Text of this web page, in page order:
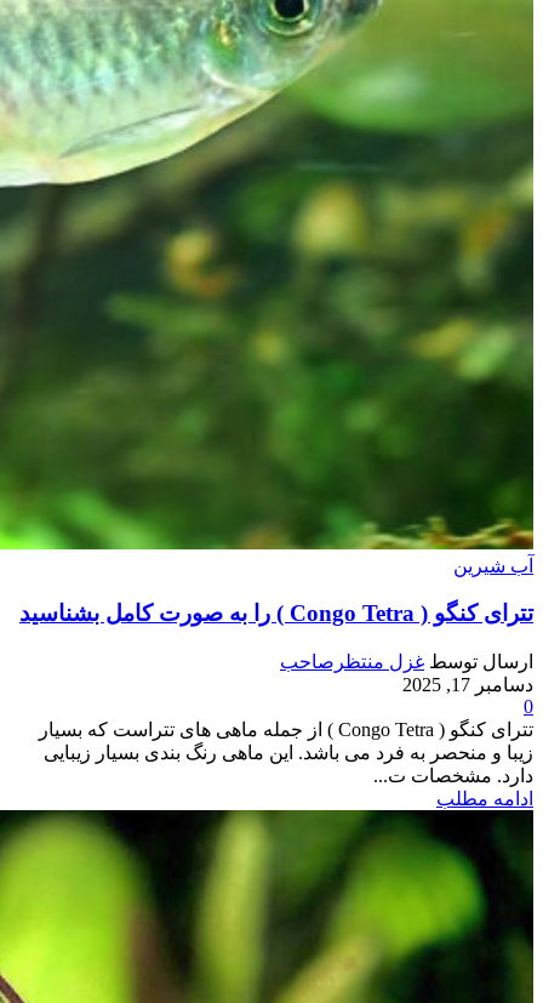
آب شیرین
تترای کنگو ( Congo Tetra ) را به صورت کامل بشناسید
ارسال توسط غزل منتظرصاحب
دسامبر 17, 2025
0
تترای کنگو ( Congo Tetra ) از جمله ماهی های تتراست که بسیار
زیبا و منحصر به فرد می باشد. این ماهی رنگ بندی بسیار زیبایی
دارد. مشخصات ت...
ادامه مطلب